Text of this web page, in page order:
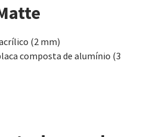
(2 mm)
composta de alumínio (3